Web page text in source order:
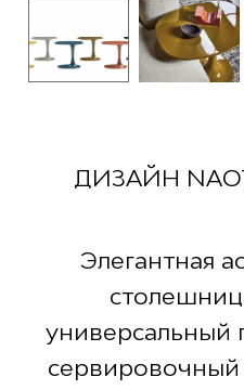
ДИЗАЙН
Элегантная
универсальный
сервировочный